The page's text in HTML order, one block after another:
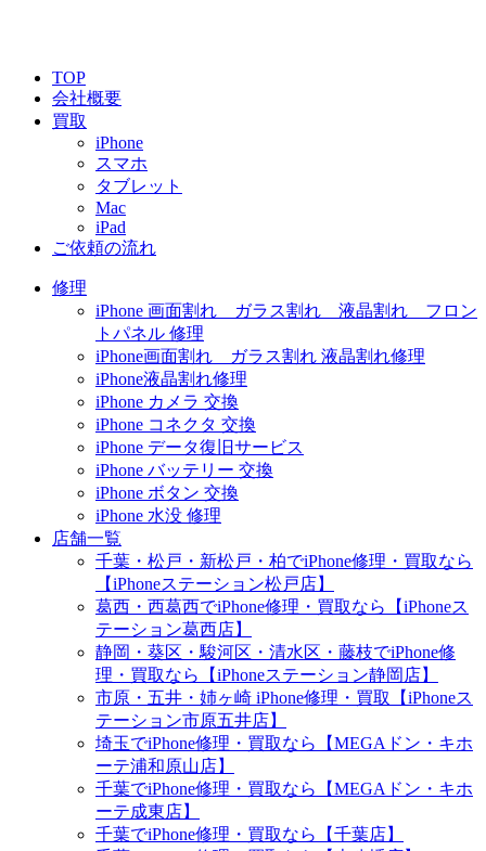
TOP
会社概要
買取
iPhone
スマホ
タブレット
Mac
iPad
ご依頼の流れ
修理
iPhone 画面割れ ガラス割れ 液晶割れ フロン
トパネル 修理
iPhone画面割れ ガラス割れ 液晶割れ修理
iPhone液晶割れ修理
iPhone カメラ 交換
iPhone コネクタ 交換
iPhone データ復旧サービス
iPhone バッテリー 交換
iPhone ボタン 交換
iPhone 水没 修理
店舗一覧
千葉・松戸・新松戸・柏でiPhone修理・買取なら
【iPhoneステーション松戸店】
葛西・西葛西でiPhone修理・買取なら【iPhoneス
テーション葛西店】
静岡・葵区・駿河区・清水区・藤枝でiPhone修
理・買取なら【iPhoneステーション静岡店】
市原・五井・姉ヶ崎 iPhone修理・買取【iPhoneス
テーション市原五井店】
埼玉でiPhone修理・買取なら【MEGAドン・キホ
ーテ浦和原山店】
千葉でiPhone修理・買取なら【MEGAドン・キホ
ーテ成東店】
千葉でiPhone修理・買取なら【千葉店】